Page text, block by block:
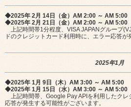
◆2025年 2月 14日（金）AM 2:00 ～ AM 5:00
◆2025年 2月 21日（金）AM 2:00 ～ AM 5:00
上記時間帯1分程度、VISA JAPANグループ
ドのクレジットカード利用時に、エラー応答が
2025年1月
◆2025年 1月 9日（木）AM 3:00 ～ AM 5:00
◆2025年 1月 15日（水）AM 3:00 ～ AM 5:00
上記時間帯、Google Pay APIを利用したクレ
応答が発生する可能性がございます。